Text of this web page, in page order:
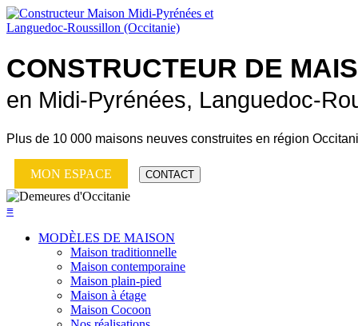
CONSTRUCTEUR DE
en Midi-Pyrénées, Languedoc-
Plus de 10 000 maisons neuves construites en région
MON ESPACE CONTACT
≡
MODÈLES DE MAISON
Maison traditionnelle
Maison contemporaine
Maison plain-pied
Maison à étage
Maison Cocoon